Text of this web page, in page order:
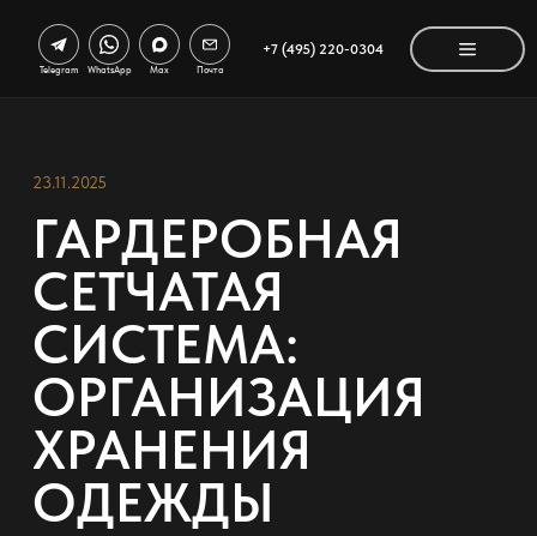
+7 (495) 220-0304
Telegram WhatsApp Max Почта
23.11.2025
ГАРДЕРОБНАЯ
СЕТЧАТАЯ
СИСТЕМА:
ОРГАНИЗАЦИЯ
ХРАНЕНИЯ
ОДЕЖДЫ